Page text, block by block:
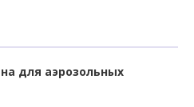
для аэрозольных